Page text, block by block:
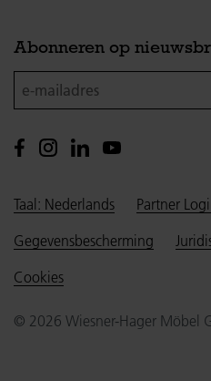
Abonneren op
e-mailadres
Taal: Nederlands Partner
Gegevensbescherming
Cookies
© 2026 Wiesner-Hager Möbel